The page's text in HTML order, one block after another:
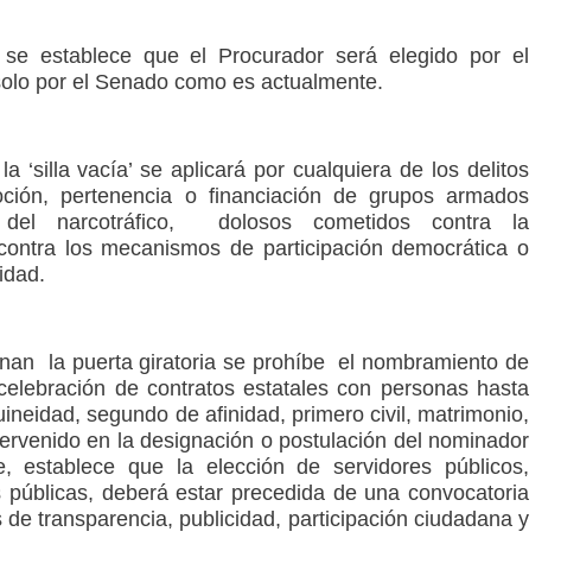
establece que el Procurador será elegido por el
por el Senado como es actualmente.
‘silla vacía’ se aplicará por cualquiera de los delitos
pertenencia o financiación de grupos armados
narcotráfico, dolosos cometidos contra la
los mecanismos de participación democrática o
la puerta giratoria se prohíbe el nombramiento de
de contratos estatales con personas hasta
segundo de afinidad, primero civil, matrimonio,
en la designación o postulación del nominador
establece que la elección de servidores públicos,
deberá estar precedida de una convocatoria
transparencia, publicidad, participación ciudadana y